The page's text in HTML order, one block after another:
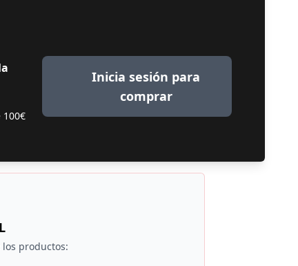
Inicia sesión para
comprar
los productos: